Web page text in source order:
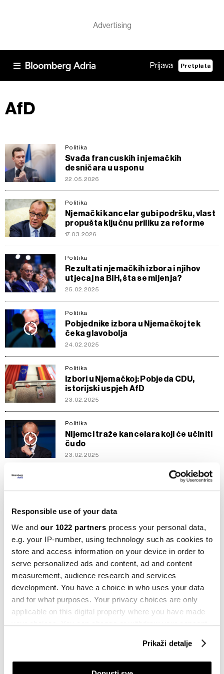
Responsible use of your data
We and our 1022 partners process your personal data,
e.g. your IP-number, using technology such as cookies to
store and access information on your device in order to
serve personalized ads and content, ad and content
measurement, audience research and services
development. You have a choice in who uses your data
and for what purposes. Your privacy choices are only
applicable on this digital property where you have made
your choices. You can change or withdraw your consent
If you allow, we would also like to:
Prikaži detalje
Prijava Pretplata
AfD
Politika
Svađa francuskih i njemačkih
desničara u usponu
22.05.2026
Politika
Njemački kancelar gubi podršku, vlast
propušta ključnu priliku za reforme
17.03.2026
Politika
Rezultati njemačkih izbora i njihov
utjecaj na BiH, šta se mijenja?
25.02.2025
Politika
Pobjednike izbora u Njemačkoj tek
čeka glavobolja
24.02.2025
Politika
Izbori u Njemačkoj: Pobjeda CDU,
istorijski uspjeh AfD
23.02.2025
Politika
Nijemci traže kancelara koji će učiniti
čudo
23.02.2025
Koji kandidati i politički pravci privlače
18.02.2025
Politika
Tko je Friedrich Merz i može li vratiti
Njemačku na pravi put?
18.02.2025
Politika
Njemačka se okreće desnici i bez AfD-
a na vlasti
populista na vlast u Njemačkoj i Austriji